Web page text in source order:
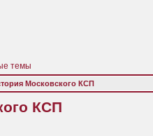
темы
Московского КСП
КСП